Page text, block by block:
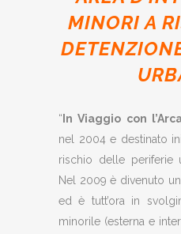
MINORI A
“ In Viaggio con
nel 2004 e destinato
rischio delle periferie
Nel 2009 è divenuto un
ed è tutt’ora in
minorile (esterna e